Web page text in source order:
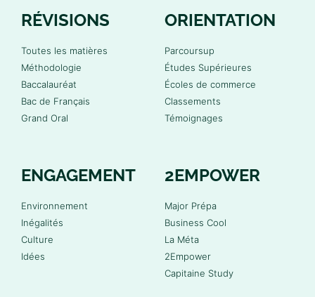
RÉVISIONS
Toutes les matières
Méthodologie
Baccalauréat
Bac de Français
Grand Oral
ORIENTATION
Parcoursup
Études Supérieures
Écoles de commerce
Classements
Témoignages
ENGAGEMENT
Environnement
Inégalités
Culture
Idées
2EMPOWER
Major Prépa
Business Cool
La Méta
2Empower
Capitaine Study